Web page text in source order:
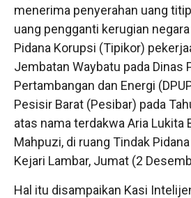
menerima penyerahan uang
uang pengganti kerugian
Pidana Korupsi (Tipikor)
Jembatan Waybatu pada Dinas
Pertambangan dan Energi
Pesisir Barat (Pesibar) pada
atas nama terdakwa Aria Lukita
Mahpuzi, di ruang Tindak
Kejari Lambar, Jumat (2
Hal itu disampaikan Kasi